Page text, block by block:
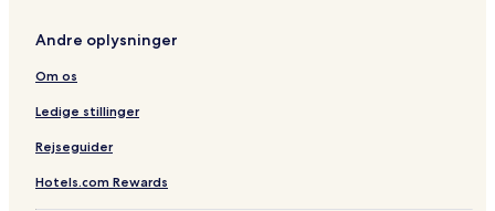
Andre oplysninger
Om os
Ledige stillinger
Rejseguider
Hotels.com Rewards